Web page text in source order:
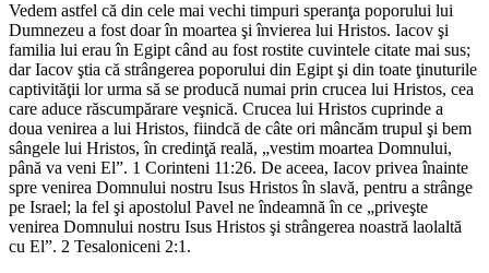
Vedem astfel că din cele mai vechi timpuri speranţa poporului lui
Dumnezeu a fost doar în moartea şi învierea lui Hristos. Iacov şi
familia lui erau în Egipt când au fost rostite cuvintele citate mai sus;
dar Iacov ştia că strângerea poporului din Egipt şi din toate ţinuturile
captivităţii lor urma să se producă numai prin crucea lui Hristos, cea
care aduce răscumpărare veşnică. Crucea lui Hristos cuprinde a
doua venirea a lui Hristos, fiindcă de câte ori mâncăm trupul şi bem
sângele lui Hristos, în credinţă reală, „vestim moartea Domnului,
până va veni El”. 1 Corinteni 11:26. De aceea, Iacov privea înainte
spre venirea Domnului nostru Isus Hristos în slavă, pentru a strânge
pe Israel; la fel şi apostolul Pavel ne îndeamnă în ce „priveşte
venirea Domnului nostru Isus Hristos şi strângerea noastră laolaltă
cu El”. 2 Tesaloniceni 2:1.